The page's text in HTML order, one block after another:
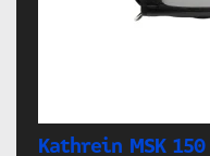
Kathrein MSK 150